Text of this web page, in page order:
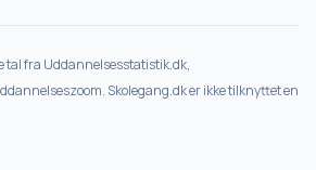
tal fra Uddannelsesstatistik.dk,
Skolegang.dk er ikke tilknyttet en